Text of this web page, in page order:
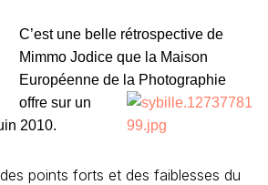
C’est une belle rétrospective de
Mimmo Jodice que la Maison
Européenne de la Photographie
offre sur un
2010.
points forts et des faiblesses du